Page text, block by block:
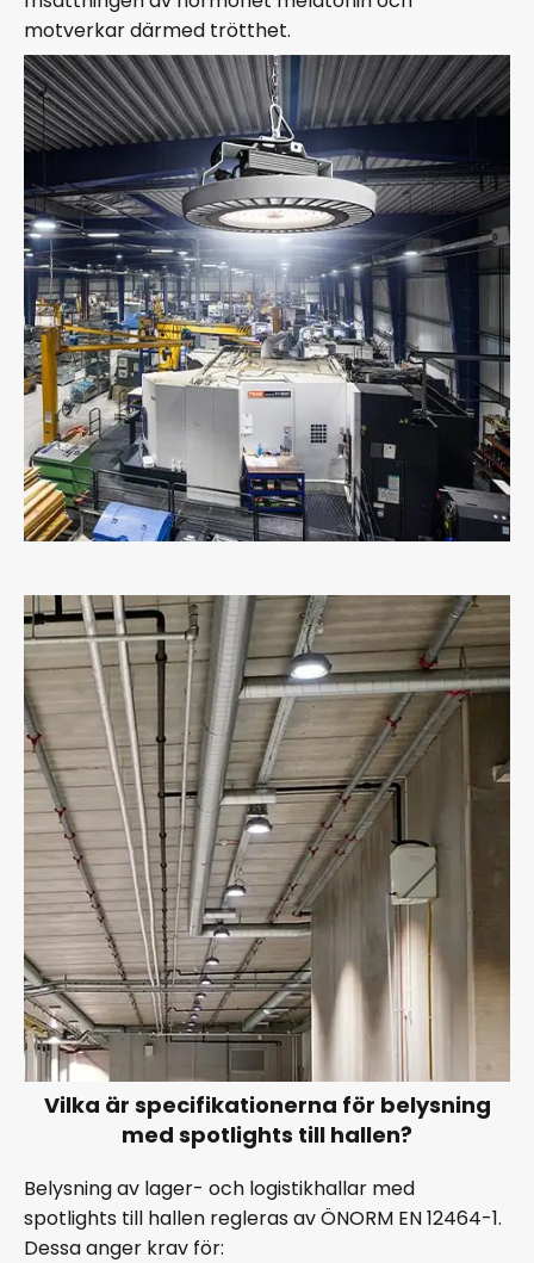
motverkar därmed trötthet.
Vilka är specifikationerna för belysning
med spotlights till hallen?
Belysning av lager- och logistikhallar med
spotlights till hallen regleras av ÖNORM EN 12464-1.
Dessa anger krav för: